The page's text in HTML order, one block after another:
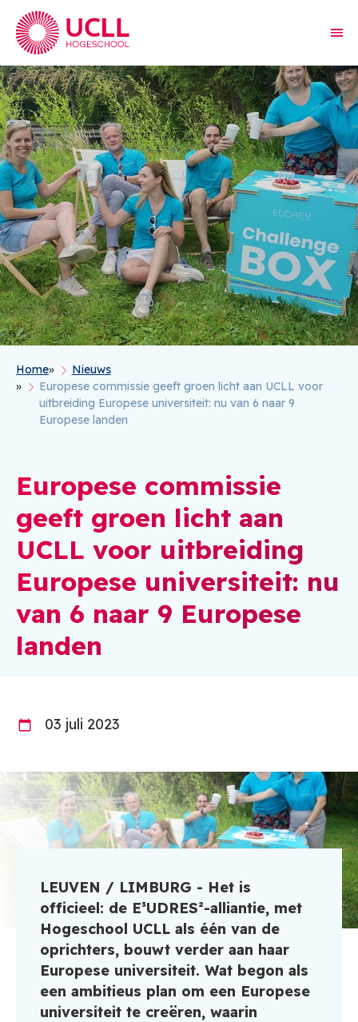
Kruimelpad
Home
Nieuws
Europese commissie geeft groen licht aan UCLL voor
uitbreiding Europese universiteit: nu van 6 naar 9
Europese landen
Europese commissie
geeft groen licht aan
UCLL voor uitbreiding
Europese universiteit: nu
van 6 naar 9 Europese
landen
03 juli 2023
LEUVEN / LIMBURG - Het is
officieel: de E³UDRES²-alliantie, met
Hogeschool UCLL als één van de
oprichters, bouwt verder aan haar
Europese universiteit. Wat begon als
een ambitieus plan om een Europese
universiteit te creëren, waarin